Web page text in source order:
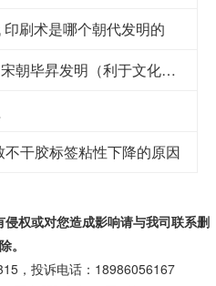
刷术是哪个朝代发明的
印刷术是什么时候发明：宋朝毕昇发明（利于文化传承）
干胶标签粘性下降的原因
侵权或对您造成影响请与我司联系删
除。
，投诉电话：18986056167